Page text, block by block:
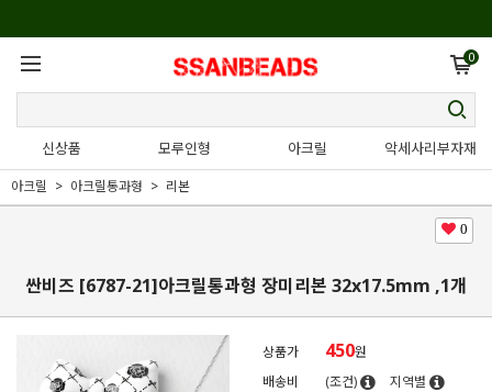
0
신상품 모루인형 아크릴 악세사리부자재
아크릴 아크릴통과형 리본
0
싼비즈 [6787-21]아크릴통과형 장미리본 32x17.5mm ,1개
상품가 450원
배송비
(조건) 지역별